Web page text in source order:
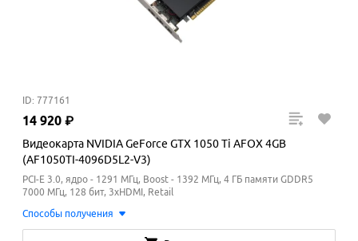
ID: 777161
14 920 ₽
Видеокарта NVIDIA GeForce GTX 1050 Ti AFOX 4GB
(AF1050TI-4096D5L2-V3)
PCI-E 3.0, ядро - 1291 МГц, Boost - 1392 МГц, 4 ГБ памяти GDDR5
7000 МГц, 128 бит, 3xHDMI, Retail
Способы получения